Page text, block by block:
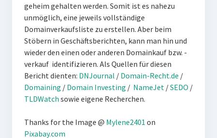
geheim gehalten werden. Somit ist es nahezu
unmöglich, eine jeweils vollständige
Domainverkaufsliste zu erstellen. Aber beim
Stöbern in Geschäftsberichten, kann man hin und
wieder den einen oder anderen Domainkauf bzw. -
verkauf identifizieren. Als Quellen für diesen
Bericht dienten: DNJournal / Domain-Recht.de /
Domaining / Domain Investing / NameJet/SEDO /
TLDWatch sowie eigene Recherchen.
Thanks for the Image @ Mylene2401 on
Pixabay.com